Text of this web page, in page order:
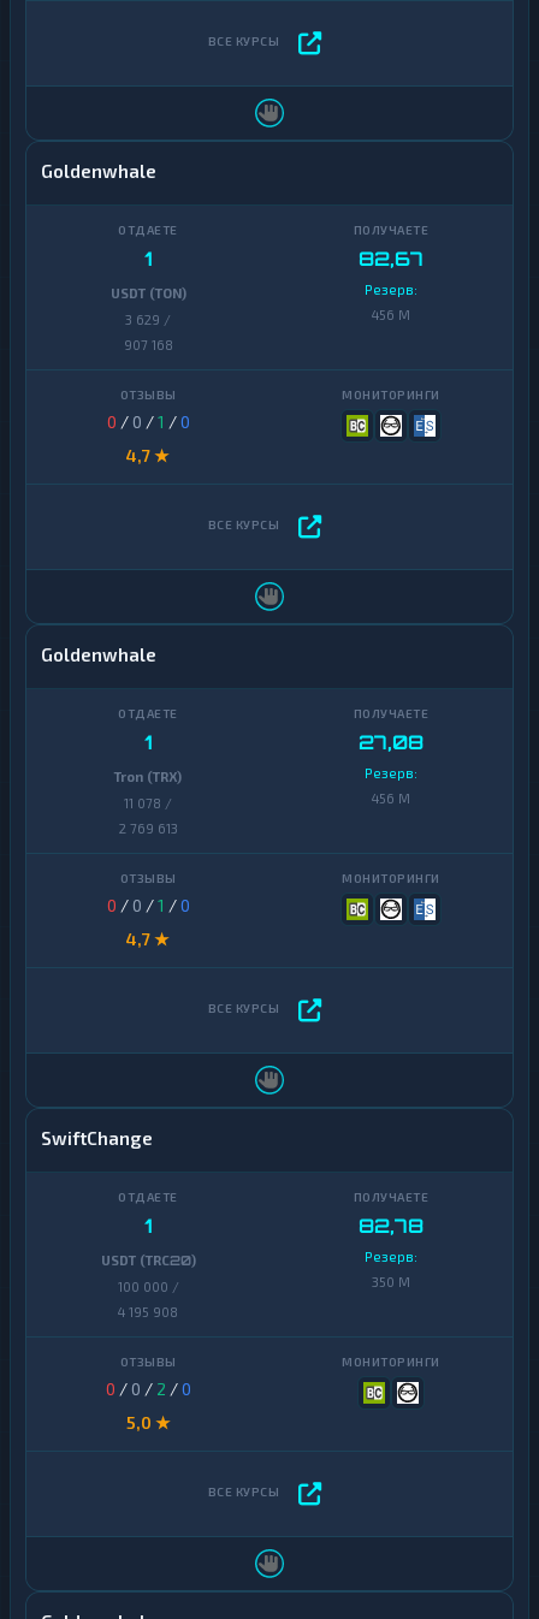
Goldenwhale
1
USDT (TON)
3 629 /
907 168
82,67
Резерв:
456 M
0 / 0 /1 /0
4,7 ★
Goldenwhale
1
Tron (TRX)
11 078 /
2 769 613
27,08
Резерв:
456 M
0 / 0 /1 /0
4,7 ★
SwiftChange
1
USDT (TRC20)
100 000 /
4 195 908
82,78
Резерв:
350 M
0 / 0 / 2 /0
5,0 ★